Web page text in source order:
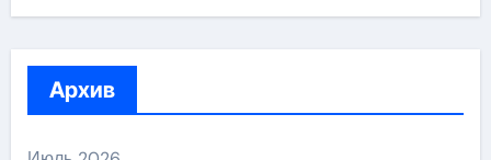
Архив